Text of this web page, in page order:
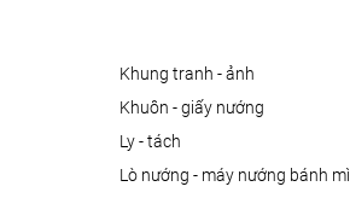
khung tranh - ảnh
khuôn - giấy nướng
ly - tách
lò nướng - máy nướng bánh mì